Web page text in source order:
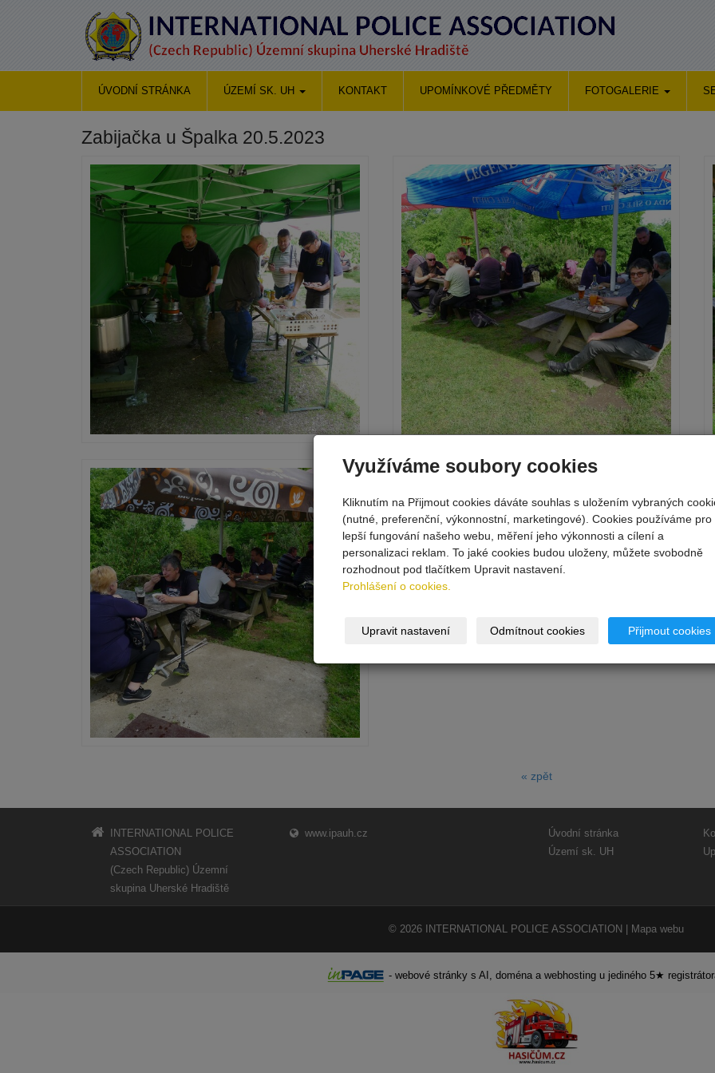
ÚVODNÍ STRÁNKA ÚZEMÍ SK. UH KONTAKT UPOMÍNKOVÉ PŘEDMĚTY FOTOGALERIE
Zabijačka u Špalka 20.5.2023
« zpět
INTERNATIONAL POLICE
ASSOCIATION
(Czech Republic) Územní
skupina Uherské Hradiště
www.ipauh.cz
Úvodní stránka
Území sk. UH
© 2026 INTERNATIONAL POLICE ASSOCIATION Mapa webu
- webové stránky s AI, doména a webhosting u jediného 5★
Využíváme soubory cookies
Kliknutím na Přijmout cookies dáváte souhlas s uložením vybraných
(nutné, preferenční, výkonnostní, marketingové). Cookies používáme pro
lepší fungování našeho webu, měření jeho výkonnosti a cílení a
personalizaci reklam. To jaké cookies budou uloženy, můžete svobodně
rozhodnout pod tlačítkem Upravit nastavení.
Prohlášení o cookies.
Upravit nastavení Odmítnout cookies Přijmout cookies